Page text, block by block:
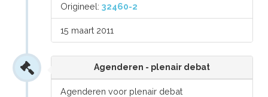
Origineel:32460-2
15 maart 2011
Agenderen - plenair debat
Agenderen voor plenair debat